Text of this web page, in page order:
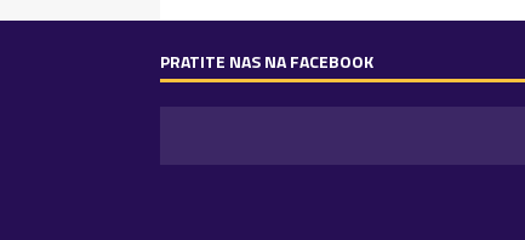
PRATITE NAS NA FACEBOOK